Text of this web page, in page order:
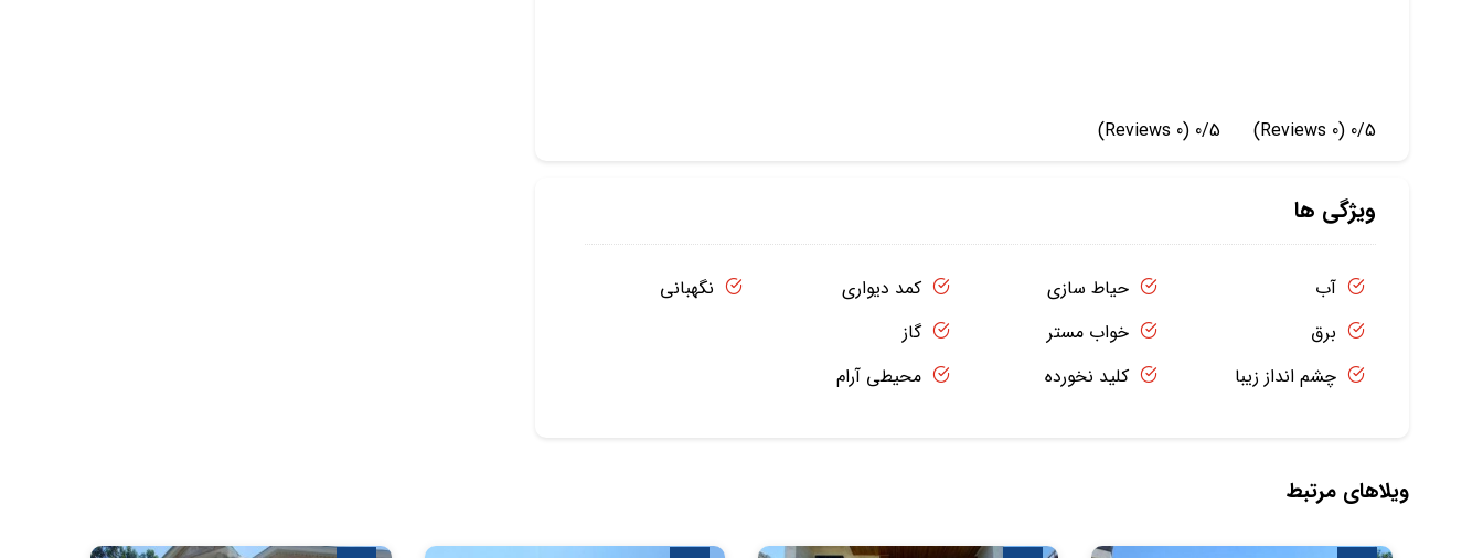
0/5
(0 Reviews)
0/5
(0 Reviews)
ویژگی ها
آب
برق
چشم انداز زیبا
حیاط سازی
خواب مستر
کلید نخورده
کمد دیواری
گاز
محیطی آرام
نگهبانی
ویلاهای مرتبط